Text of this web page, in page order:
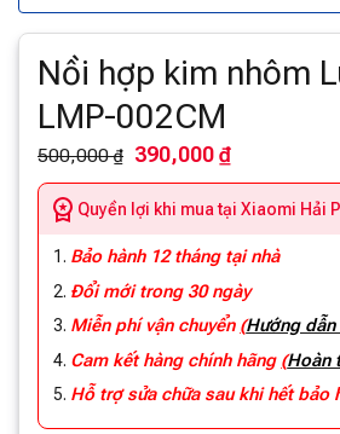
Nồi hợp kim nhôm
LMP-002CM
500,000 ₫ 390,000 ₫
Quyền lợi khi mua tại Xiaomi Hải
Bảo hành 12 tháng tại nhà
Đổi mới trong 30 ngày
Miễn phí vận chuyển (Hướng dẫn
Cam kết hàng chính hãng (Hoàn
Hỗ trợ sửa chữa sau khi hết bảo